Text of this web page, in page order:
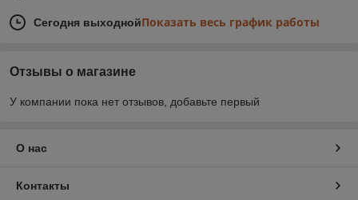
Сегодня выходнойПоказать весь график работы
Отзывы о магазине
У компании пока нет отзывов, добавьте первый
О нас
Контакты